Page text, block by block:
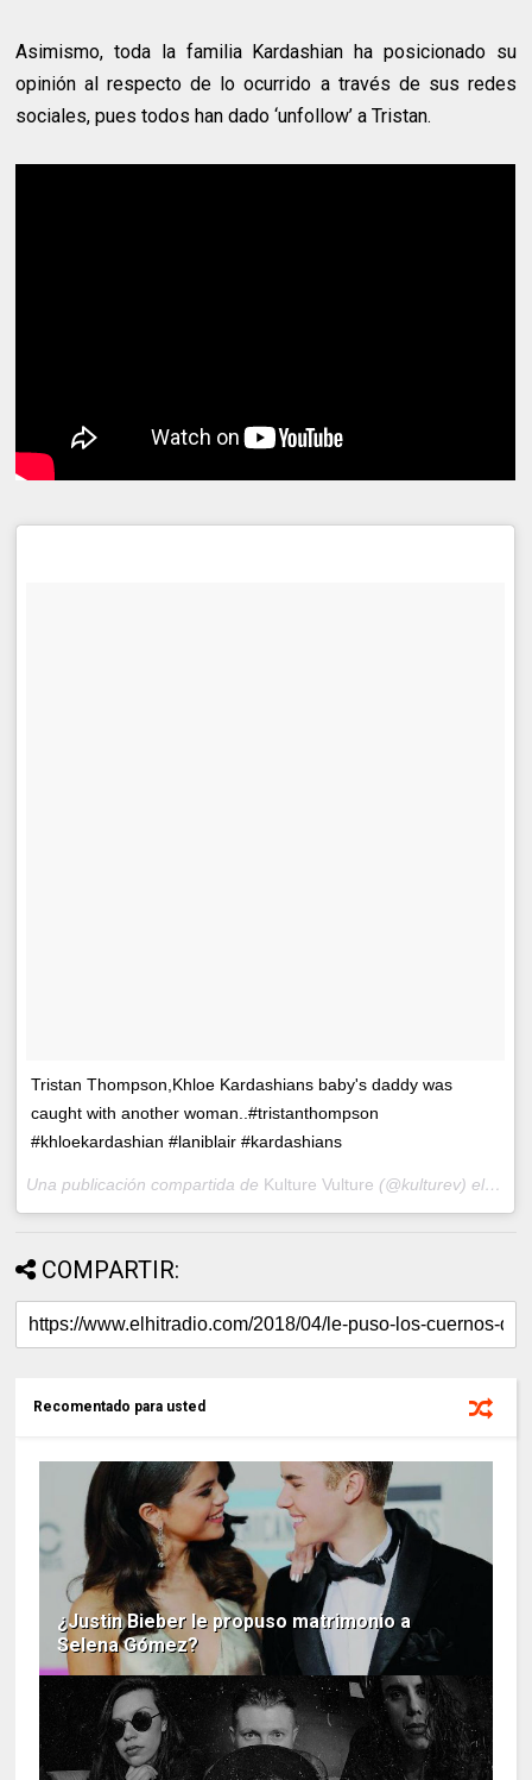
Asimismo, toda la familia Kardashian ha posicionado su
opinión al respecto de lo ocurrido a través de sus redes
sociales, pues todos han dado ‘unfollow’ a Tristan.
Tristan Thompson,Khloe Kardashians baby's daddy was
caught with another woman..#tristanthompson
#khloekardashian #laniblair #kardashians
Una publicación compartida de Kulture Vulture (@kulturev) el 10
COMPARTIR:
Recomentado para usted
¿Justin Bieber le propuso matrimonio a
Selena Gómez?